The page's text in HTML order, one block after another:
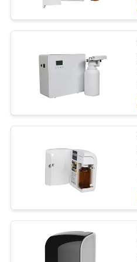
कारखाना
गुणवत्ता
नियंत्रण
समाचार